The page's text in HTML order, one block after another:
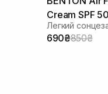
Cream SPF
Легкий
690₴850₴